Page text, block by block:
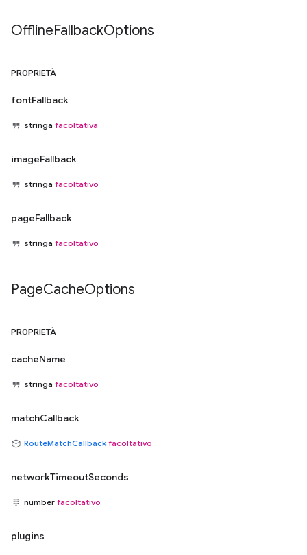
OfflineFallbackOptions
PROPRIETÀ
fontFallback
stringa facoltativa
imageFallback
stringa facoltativo
pageFallback
stringa facoltativo
PageCacheOptions
PROPRIETÀ
cacheName
stringa facoltativo
matchCallback
RouteMatchCallback facoltativo
networkTimeoutSeconds
number facoltativo
plugins